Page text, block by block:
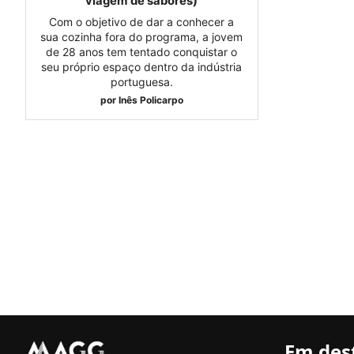
Com o objetivo de dar a conhecer a
sua cozinha fora do programa, a jovem
de 28 anos tem tentado conquistar o
seu próprio espaço dentro da indústria
portuguesa.
por Inês Policarpo